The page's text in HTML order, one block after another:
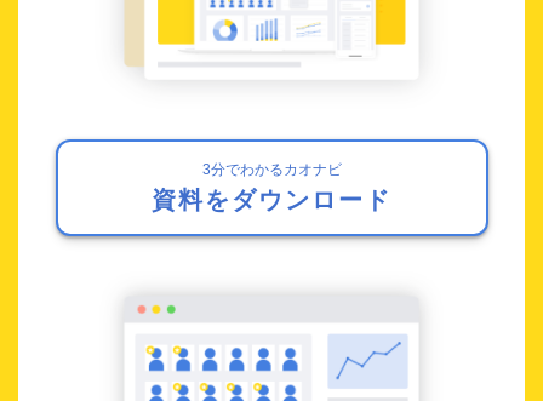
3分でわかるカオナビ
資料をダウンロード